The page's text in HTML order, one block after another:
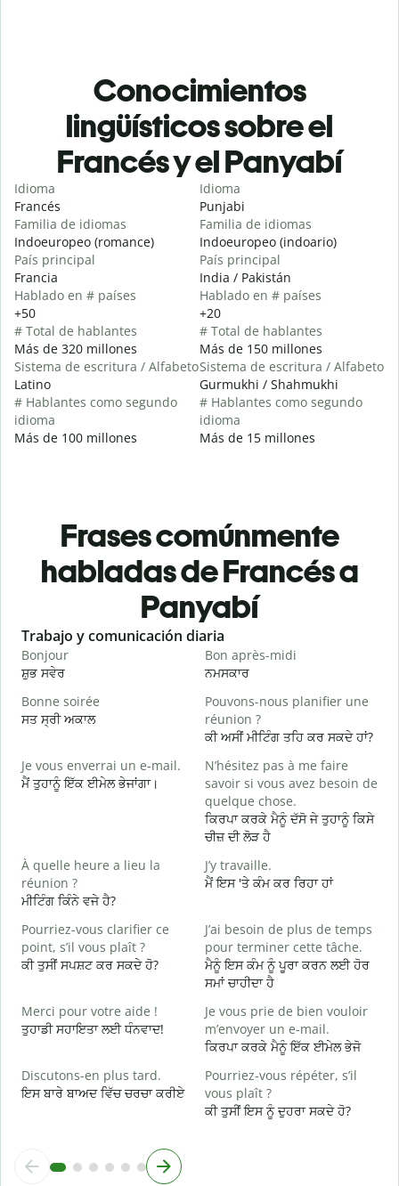
Conocimientos
lingüísticos sobre el
Francés y el Panyabí
Idioma
Francés
Familia de idiomas
Indoeuropeo (romance)
País principal
Francia
Hablado en # países
+50
# Total de hablantes
Más de 320 millones
Sistema de escritura / Alfabeto
Latino
# Hablantes como segundo
idioma
Más de 100 millones
Idioma
Punjabi
Familia de idiomas
Indoeuropeo (indoario)
País principal
India / Pakistán
Hablado en # países
+20
# Total de hablantes
Más de 150 millones
Sistema de escritura / Alfabeto
Gurmukhi / Shahmukhi
# Hablantes como segundo
idioma
Más de 15 millones
Frases comúnmente
habladas de Francés a
Panyabí
Slide 1 of 6
Trabajo y comunicación diaria
Bonjour
ਸ਼ੁਭ ਸਵੇਰ
Bon après-midi
ਨਮਸਕਾਰ
Bonne soirée
ਸਤ ਸ੍ਰੀ ਅਕਾਲ
Pouvons-nous planifier une
réunion ?
ਕੀ ਅਸੀਂ ਮੀਟਿੰਗ ਤਹਿ ਕਰ ਸਕਦੇ ਹਾਂ?
Je vous enverrai un e-mail.
ਮੈਂ ਤੁਹਾਨੂੰ ਇੱਕ ਈਮੇਲ ਭੇਜਾਂਗਾ।
N’hésitez pas à me faire
savoir si vous avez besoin de
quelque chose.
ਕਿਰਪਾ ਕਰਕੇ ਮੈਨੂੰ ਦੱਸੋ ਜੇ ਤੁਹਾਨੂੰ ਕਿਸੇ
ਚੀਜ਼ ਦੀ ਲੋੜ ਹੈ
À quelle heure a lieu la
réunion ?
ਮੀਟਿੰਗ ਕਿੰਨੇ ਵਜੇ ਹੈ?
J’y travaille.
ਮੈਂ ਇਸ 'ਤੇ ਕੰਮ ਕਰ ਰਿਹਾ ਹਾਂ
Pourriez-vous clarifier ce
point, s’il vous plaît ?
ਕੀ ਤੁਸੀਂ ਸਪਸ਼ਟ ਕਰ ਸਕਦੇ ਹੋ?
J’ai besoin de plus de temps
pour terminer cette tâche.
ਮੈਨੂੰ ਇਸ ਕੰਮ ਨੂੰ ਪੂਰਾ ਕਰਨ ਲਈ ਹੋਰ
ਸਮਾਂ ਚਾਹੀਦਾ ਹੈ
Merci pour votre aide !
ਤੁਹਾਡੀ ਸਹਾਇਤਾ ਲਈ ਧੰਨਵਾਦ!
Je vous prie de bien vouloir
m’envoyer un e-mail.
ਕਿਰਪਾ ਕਰਕੇ ਮੈਨੂੰ ਇੱਕ ਈਮੇਲ ਭੇਜੋ
Discutons-en plus tard.
ਇਸ ਬਾਰੇ ਬਾਅਦ ਵਿੱਚ ਚਰਚਾ ਕਰੀਏ
Pourriez-vous répéter, s’il
vous plaît ?
ਕੀ ਤੁਸੀਂ ਇਸ ਨੂੰ ਦੁਹਰਾ ਸਕਦੇ ਹੋ?